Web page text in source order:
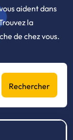
aident dans
la
de chez vous.
Rechercher